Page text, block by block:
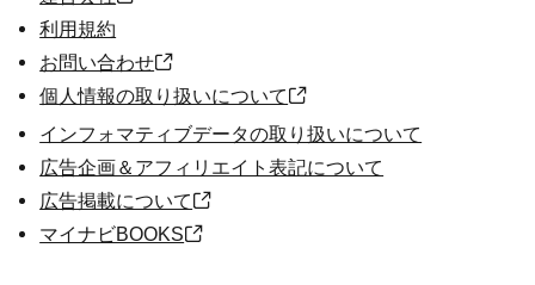
利用規約
お問い合わせ
個人情報の取り扱いについて
インフォマティブデータの取り扱いについて
広告企画＆アフィリエイト表記について
広告掲載について
マイナビBOOKS